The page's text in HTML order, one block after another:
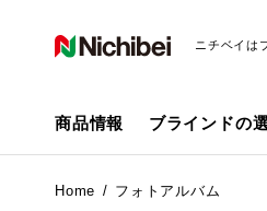
ニチベイは
商品情報 ブラインドの
Home フォトアルバム